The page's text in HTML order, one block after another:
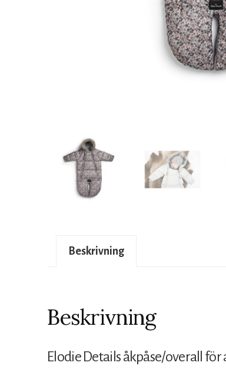
Beskrivning
Beskrivning
Elodie Details åkpåse/overall